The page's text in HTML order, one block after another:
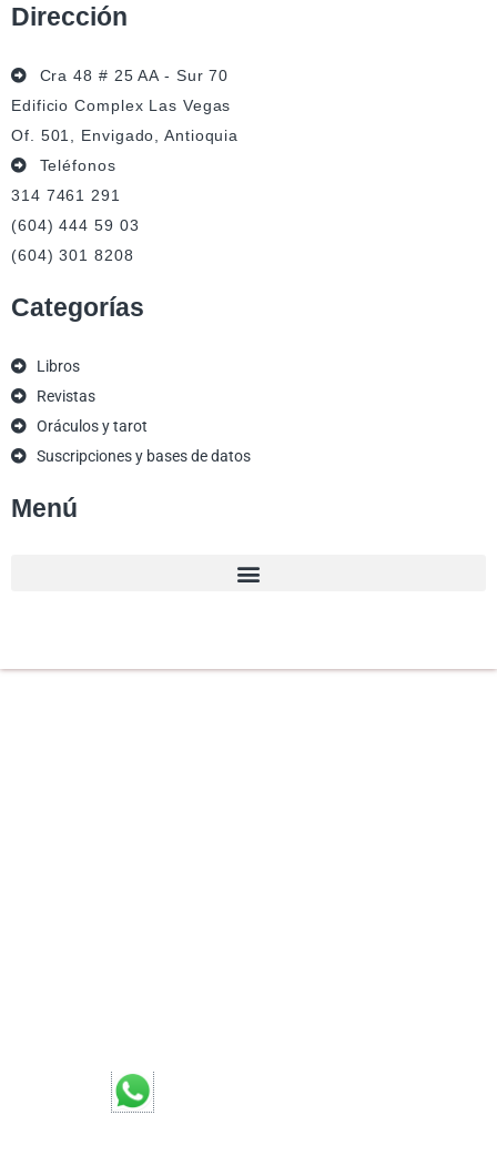
Dirección
Cra 48 # 25 AA - Sur 70
Edificio Complex Las Vegas
Of. 501, Envigado, Antioquia
Teléfonos
314 7461 291
(604) 444 59 03
(604) 301 8208
Categorías
Libros
Revistas
Oráculos y tarot
Suscripciones y bases de datos
Menú